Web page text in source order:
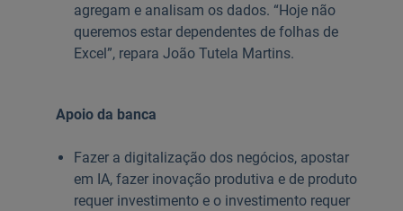
agregam e analisam os dados. “Hoje não
queremos estar dependentes de folhas de
Excel”, repara João Tutela Martins.
Apoio da banca
Fazer a digitalização dos negócios, apostar
em IA, fazer inovação produtiva e de produto
requer investimento e o investimento requer